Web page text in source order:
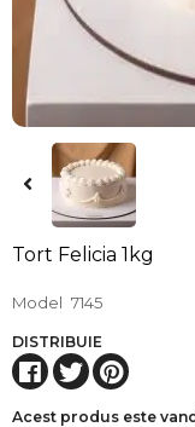
Tort Felicia 1kg
Model 7145
DISTRIBUIE
Acest produs este